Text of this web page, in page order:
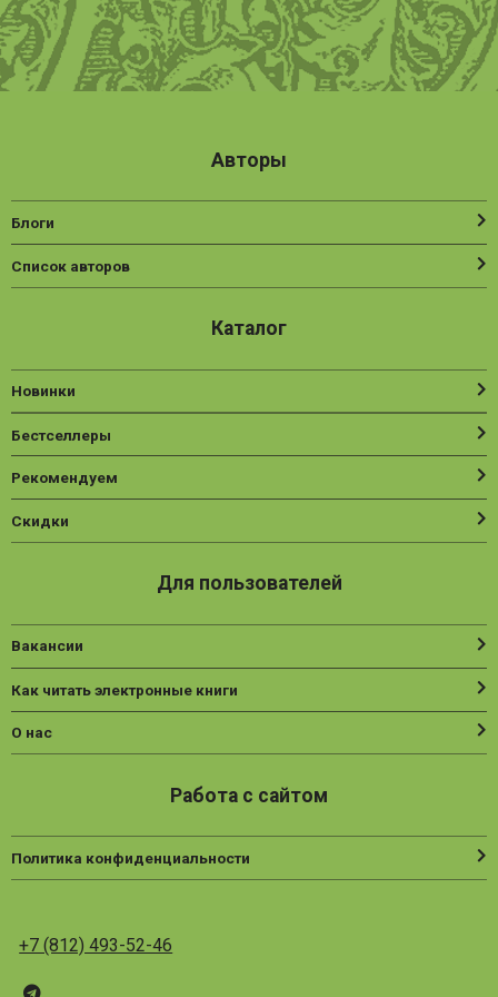
Авторы
Блоги
Список авторов
Каталог
Новинки
Бестселлеры
Рекомендуем
Скидки
Для пользователей
Вакансии
Как читать электронные книги
О нас
Работа с сайтом
Политика конфиденциальности
+7 (812) 493-52-46
Telegram